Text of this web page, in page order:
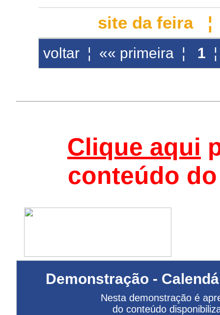
site da feira
voltar¦ «« primeira¦ 1
Clique aqui
conteúdo
Demonstração -
Nesta demonstração é
do conteúdo